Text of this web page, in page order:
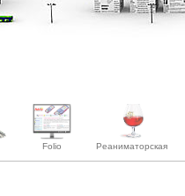
Folio Реаниматорская